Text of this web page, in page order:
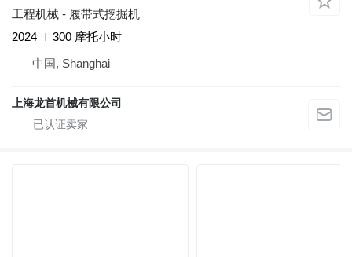
工程机械 - 履带式挖掘机
2024
300 摩托小时
中国, Shanghai
上海龙首机械有限公司